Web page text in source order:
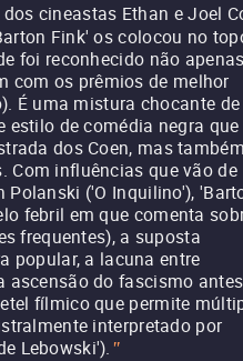
cineastas Ethan e Joel
Fink' os colocou no
foi reconhecido não
com os prêmios de melhor
É uma mistura chocante de
estilo de comédia negra que
dos Coen, mas
Com influências que vão de
Polanski ('O Inquilino'),
febril em que comenta
frequentes), a suposta
popular, a lacuna entre
ascensão do fascismo
fílmico que permite
interpretado por
Lebowski'). "